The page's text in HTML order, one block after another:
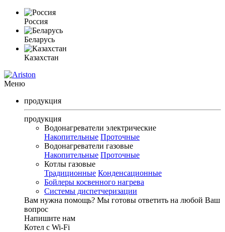
Россия
Беларусь
Казахстан
Меню
продукция
продукция
Водонагреватели электрические
Накопительные Проточные
Водонагреватели газовые
Накопительные Проточные
Котлы газовые
Традиционные Конденсационные
Бойлеры косвенного нагрева
Системы диспетчеризации
Вам нужна помощь? Мы готовы ответить на любой Ваш
вопрос
Напишите нам
Котел с Wi-Fi